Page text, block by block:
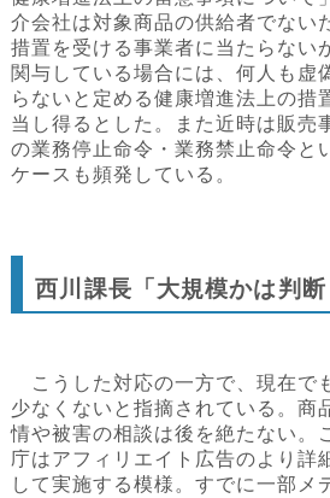
介会社は対象商品の供給者でない
措置を受ける事業者に当たらない
関与している場合には、何人も虚
らないと定める健康増進法上の措
当し得るとした。また近時は販売
の業務停止命令・業務禁止命令と
ケースも頻発している。
西川課長「大規模かは判断
こうした対応の一方で、現在で
少なくないと指摘されている。商
情や被害の相談は後を絶たない。
庁はアフィリエイト広告のより詳
して実施する模様。すでに一部メ